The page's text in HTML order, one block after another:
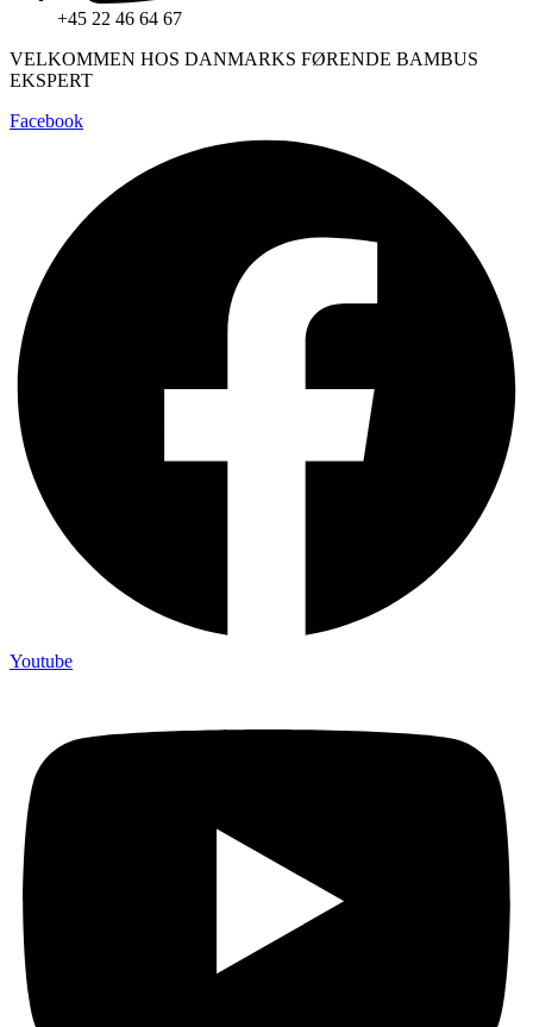
+45 22 46 64 67
VELKOMMEN HOS DANMARKS FØRENDE BAMBUS
EKSPERT
Facebook
Youtube